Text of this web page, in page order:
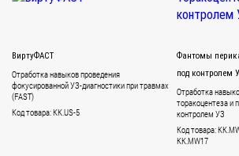
ВиртуФАСТ
Отработка навыков проведения
фокусированной УЗ-диагностики при травмах
(FAST)
Код товара: KK.US-5
Фантомы
под контролем
Отработка
торакоцентеза и
контролем УЗ
Код товара:
KK.MW17